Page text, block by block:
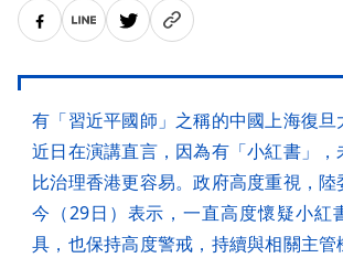
有「習近平國師」之稱的中國上海復旦
近日在演講直言，因為有「小紅書」
比治理香港更容易。政府高度重視，
今（29日）表示，一直高度懷疑小紅
具，也保持高度警戒，持續與相關主管